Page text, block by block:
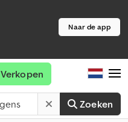
Naar de app
Zoeken
Verkopen